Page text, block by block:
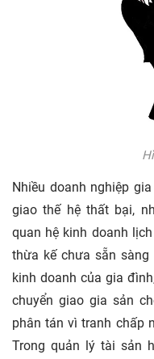
Nhiều doanh nghiệp
giao thế hệ thất bại,
quan hệ kinh doanh
thừa kế chưa sẵn
kinh doanh của gia
chuyển giao gia sản
phân tán vì tranh chấp
Trong quản lý tài sản